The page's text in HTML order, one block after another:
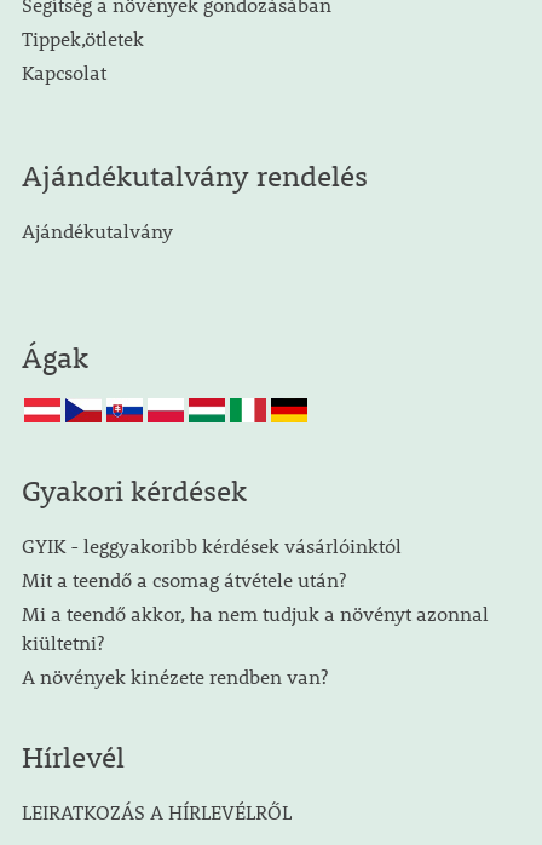
Tippek,ötletek
Kapcsolat
Ajándékutalvány rendelés
Ajándékutalvány
Ágak
Gyakori kérdések
GYIK - leggyakoribb kérdések vásárlóinktól
Mit a teendő a csomag átvétele után?
Mi a teendő akkor, ha nem tudjuk a növényt azonnal
kiültetni?
A növények kinézete rendben van?
Hírlevél
LEIRATKOZÁS A HÍRLEVÉLRŐL